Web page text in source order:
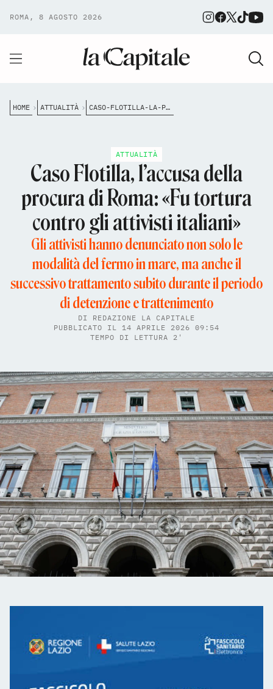
ROMA, 8 AGOSTO 2026
HOME ATTUALITÀ CASO-FLOTILLA-LA-PROCURA-DI-ROMA-CONTESTA-IL-REATO-DI-TORTURA
ATTUALITÀ
Caso Flotilla, l’accusa della
procura di Roma: «Fu tortura
contro gli attivisti italiani»
Gli attivisti hanno denunciato non solo le
modalità del fermo in mare, ma anche il
successivo trattamento subito durante il periodo
di detenzione e trattenimento
DI REDAZIONE LA CAPITALE
PUBBLICATO IL 14 APRILE 2026 09:54
TEMPO DI LETTURA 2'